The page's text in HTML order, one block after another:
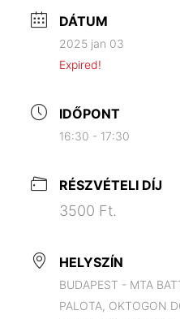
DÁTUM
2025 jan 03
Expired!
IDŐPONT
16:30 - 17:30
RÉSZVÉTELI DÍJ
3500 Ft.
HELYSZÍN
BUDAPEST - MTA
PALOTA, OKTOGON